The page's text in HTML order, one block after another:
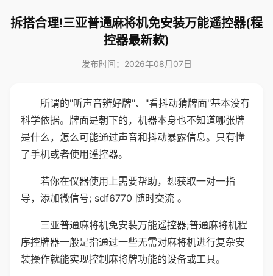
拆搭合理!三亚普通麻将机免安装万能遥控器(程
控器最新款)
发布时间：2026年08月07日
所谓的"听声音辨好牌"、"看抖动猜牌面"基本没有
科学依据。牌面是朝下的，机器本身也不知道哪张牌
是什么，怎么可能通过声音和抖动暴露信息。只有懂
了手机或者使用遥控器。
若你在仪器使用上需要帮助，想获取一对一指
导，添加微信号; sdf6770 随时交流 。
三亚普通麻将机免安装万能遥控器;普通麻将机程
序控牌器一般是指通过一些无需对麻将机进行复杂安
装操作就能实现控制麻将牌功能的设备或工具。